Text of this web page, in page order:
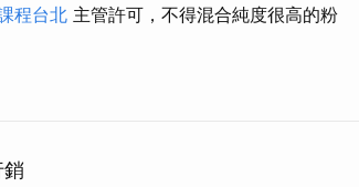
程台北 主管許可，不得混合純度很高的粉